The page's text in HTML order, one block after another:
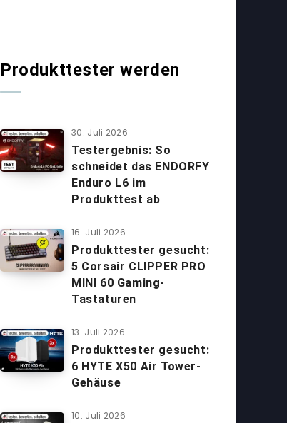
Produkttester werden
30. Juli 2026
Testergebnis: So
schneidet das ENDORFY
Enduro L6 im
Produkttest ab
16. Juli 2026
Produkttester gesucht:
5 Corsair CLIPPER PRO
MINI 60 Gaming-
Tastaturen
13. Juli 2026
Produkttester gesucht:
6 HYTE X50 Air Tower-
Gehäuse
10. Juli 2026